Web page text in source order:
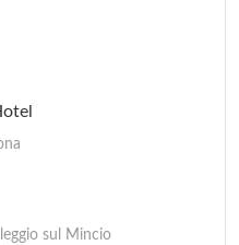
sul Mincio